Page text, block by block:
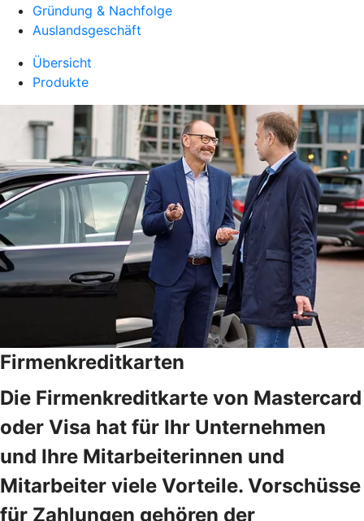
Gründung & Nachfolge
Auslandsgeschäft
Übersicht
Produkte
Firmenkreditkarten
Die Firmenkreditkarte von Mastercard
oder Visa hat für Ihr Unternehmen
und Ihre Mitarbeiterinnen und
Mitarbeiter viele Vorteile. Vorschüsse
für Zahlungen gehören der